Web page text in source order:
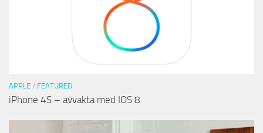
APPLE / FEATURED
iPhone 4S – avvakta med IOS 8